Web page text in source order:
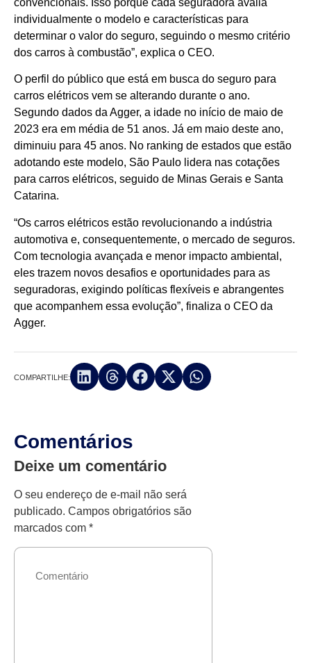
individualmente o modelo e características para
determinar o valor do seguro, seguindo o mesmo critério
dos carros à combustão”, explica o CEO.
O perfil do público que está em busca do seguro para
carros elétricos vem se alterando durante o ano.
Segundo dados da Agger, a idade no início de maio de
2023 era em média de 51 anos. Já em maio deste ano,
diminuiu para 45 anos. No ranking de estados que estão
adotando este modelo, São Paulo lidera nas cotações
para carros elétricos, seguido de Minas Gerais e Santa
Catarina.
“Os carros elétricos estão revolucionando a indústria
automotiva e, consequentemente, o mercado de seguros.
Com tecnologia avançada e menor impacto ambiental,
eles trazem novos desafios e oportunidades para as
seguradoras, exigindo políticas flexíveis e abrangentes
que acompanhem essa evolução”, finaliza o CEO da
Agger.
COMPARTILHE:
Comentários
Deixe um comentário
O seu endereço de e-mail não será
publicado. Campos obrigatórios são
marcados com *